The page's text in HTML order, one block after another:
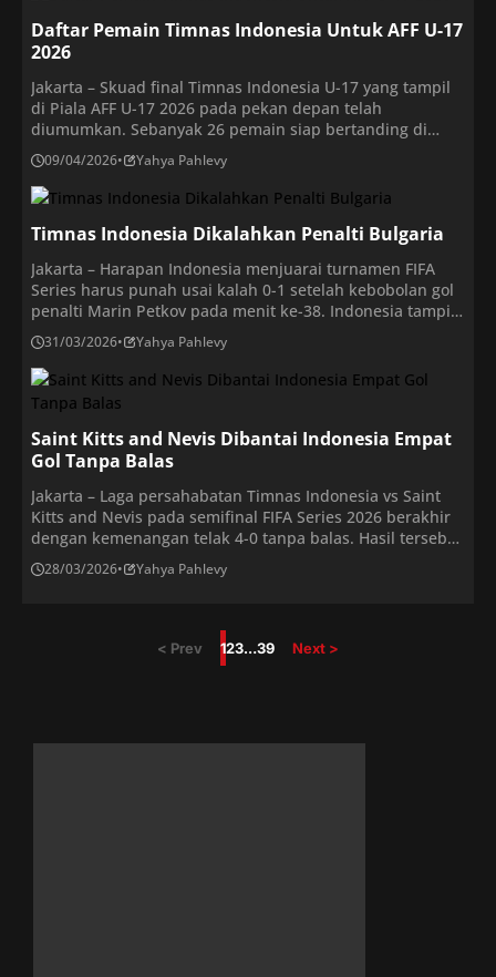
belum […]
Daftar Pemain Timnas Indonesia Untuk AFF U-17
2026
Jakarta – Skuad final Timnas Indonesia U-17 yang tampil
di Piala AFF U-17 2026 pada pekan depan telah
diumumkan. Sebanyak 26 pemain siap bertanding di
Jawa Timur. Pelatih Timnas Indonesia U-17, Kurniawan
Dwi Yulianto, memanggil 26 pemain untuk menghadapi
ajang Piala AFF U-17 2026. Pemanggilan tersebut
diumumkan lewat unggahan di akun Instagram resmi
timnas lndonesia. […]
09/04/2026• Yahya Pahlevy
Timnas Indonesia Dikalahkan Penalti Bulgaria
Jakarta – Harapan Indonesia menjuarai turnamen FIFA
Series harus punah usai kalah 0-1 setelah kebobolan gol
penalti Marin Petkov pada menit ke-38. Indonesia tampil
dominan dalam penguasaan bola sepanjang
pertandingan. Namun, efektivitas Timnas Bulgaria dalam
memanfaatkan peluang menjadi pembeda hasil akhir.
Penalti diberikan setelah pelanggaran Kevin Diks yang
dikonfirmasi melalui VAR. Eksekusi Petkov sukses
mengecoh […]
31/03/2026• Yahya Pahlevy
Saint Kitts and Nevis Dibantai Indonesia Empat
Gol Tanpa Balas
Jakarta – Laga persahabatan Timnas Indonesia vs Saint
Kitts and Nevis pada semifinal FIFA Series 2026 berakhir
dengan kemenangan telak 4-0 tanpa balas. Hasil tersebut
sekaligus membuat Garuda melaju ke final untuk
menantang Bulgarian. Bermain di Stadion Utama Gelora
Pelatih John Herdman […]
28/03/2026• Yahya Pahlevy
< Prev 123…39 Next >